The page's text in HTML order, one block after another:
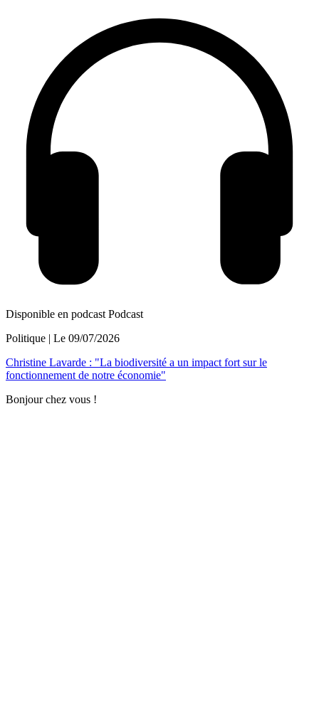
Disponible en podcast Podcast
Politique | Le 09/07/2026
Christine Lavarde : "La biodiversité a un impact fort sur le
fonctionnement de notre économie"
Bonjour chez vous !